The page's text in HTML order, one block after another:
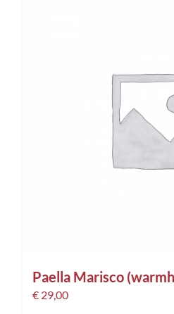
Paella Marisco
€ 29,00